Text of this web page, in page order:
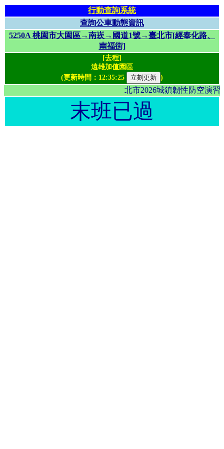
行動查詢系統
查詢公車動態資訊
5250A 桃園市大園區→南崁→國道1號→臺北市[經奉化路、
南福街]
[去程]
遠雄加值園區
(更新時間： 12:35:25 )
北市2026城鎮韌性防空
末班已過